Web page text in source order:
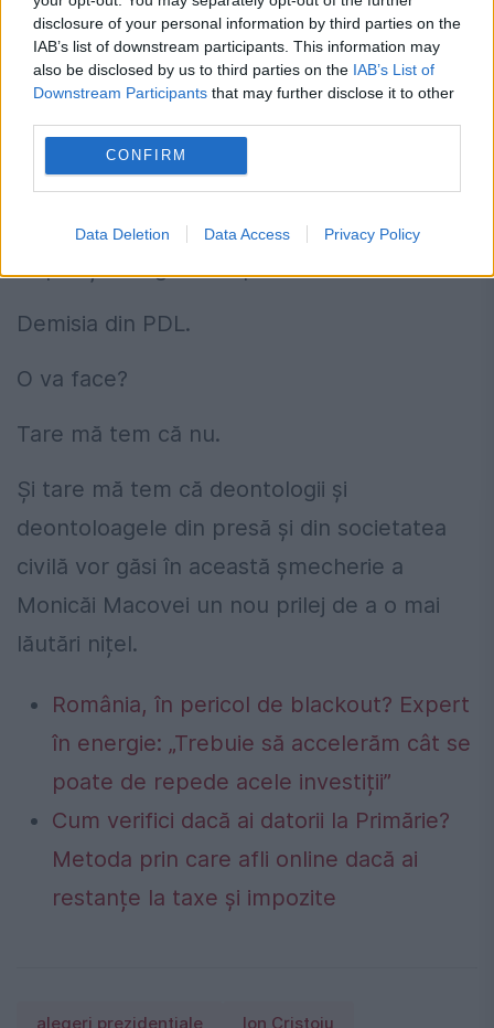
disclosure of your personal information by third parties on the
IAB’s list of downstream participants. This information may
also be disclosed by us to third parties on the IAB’s List of
Downstream Participants that may further disclose it to other
CONFIRM
Data Deletion Data Access Privacy Policy
Electoratul de Dreapta, căruia îi vrea
Monica Macovei voturile nu înghite trișerii
ieftine, prin care politicienii îl cred prost.
Pentru a dovedi că e Monica Macovei și nu
Victor Ponta, Monica Macovei are la
Demisia din PDL.
O va face?
Tare mă tem că nu.
Și tare mă tem că deontologii și
deontoloagele din presă și din societatea
civilă vor găsi în această șmecherie a
Monicăi Macovei un nou prilej de a o mai
lăutări nițel.
România, în pericol de blackout? Expert
în energie: „Trebuie să accelerăm cât se
poate de repede acele investiții”
Cum verifici dacă ai datorii la Primărie?
Metoda prin care afli online dacă ai
restanțe la taxe și impozite
alegeri prezidențiale Ion Cristoiu